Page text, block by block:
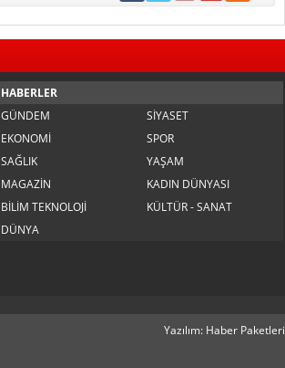
HABERLER
GÜNDEM
SİYASET
EKONOMİ
SPOR
SAĞLIK
YAŞAM
MAGAZİN
KADIN DÜNYASI
BİLİM TEKNOLOJİ
KÜLTÜR - SANAT
DÜNYA
Yazılım: Haber Paketleri